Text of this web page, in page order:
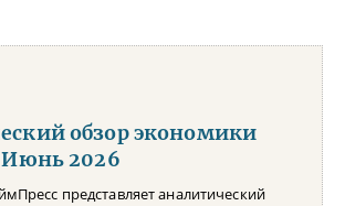
обзор экономики
Июнь 2026
представляет аналитический